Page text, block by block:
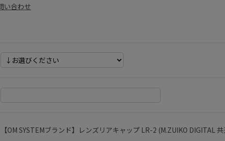
い合わせ
【OM SYSTEMブランド】レンズリアキャップ LR-2 (M.ZUIKO DIGITAL